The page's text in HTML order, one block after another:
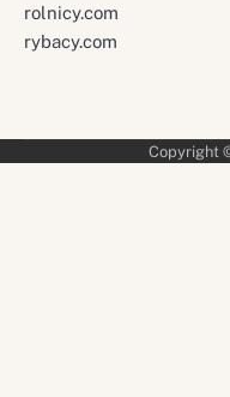
rolnicy.com
rybacy.com
Copyright